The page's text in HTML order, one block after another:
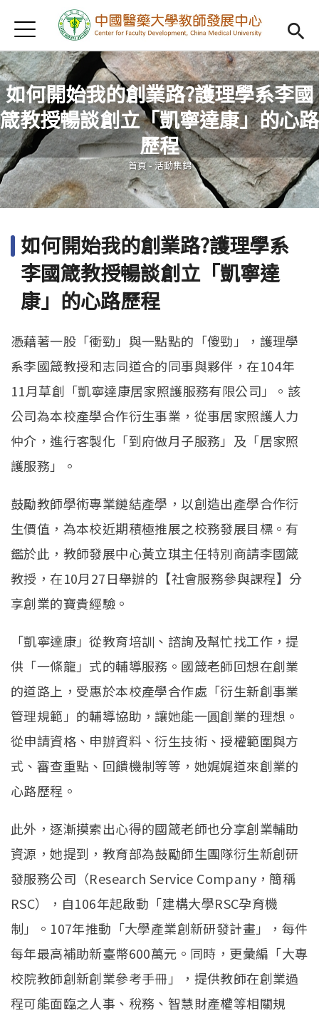
首頁
Open
認識我們
Open
教學研習
Open
新進教師
Open
傑出教授
Open
教師專業社群
Open
借用項目
AI專區
Jump to Navigation
Jump to Main content
如何開始我的創業路?護理學系李國
箴教授暢談創立「凱寧達康」的心路
歷程
您在這裡
首頁-活動集錦
如何開始我的創業路?護理學系
李國箴教授暢談創立「凱寧達
康」的心路歷程
憑藉著一股「衝勁」與一點點的「傻勁」，護理學
系李國箴教授和志同道合的同事與夥伴，在104年
11月草創「凱寧達康居家照護服務有限公司」。該
公司為本校產學合作衍生事業，從事居家照護人力
仲介，進行客製化「到府做月子服務」及「居家照
護服務」。
鼓勵教師學術專業鏈結產學，以創造出產學合作衍
生價值，為本校近期積極推展之校務發展目標。有
鑑於此，教師發展中心黃立琪主任特別商請李國箴
教授，在10月27日舉辦的【社會服務參與課程】分
享創業的寶貴經驗。
「凱寧達康」從教育培訓、諮詢及幫忙找工作，提
供「一條龍」式的輔導服務。國箴老師回想在創業
的道路上，受惠於本校產學合作處「衍生新創事業
管理規範」的輔導協助，讓她能一圓創業的理想。
從申請資格、申辦資料、衍生技術、授權範圍與方
式、審查重點、回饋機制等等，她娓娓道來創業的
心路歷程。
此外，逐漸摸索出心得的國箴老師也分享創業輔助
資源，她提到，教育部為鼓勵師生團隊衍生新創研
發服務公司（Research Service Company，簡稱
RSC），自106年起啟動「建構大學RSC孕育機
制」。107年推動「大學產業創新研發計畫」，每件
每年最高補助新臺幣600萬元。同時，更彙編「大專
校院教師創新創業參考手冊」，提供教師在創業過
程可能面臨之人事、稅務、智慧財產權等相關規